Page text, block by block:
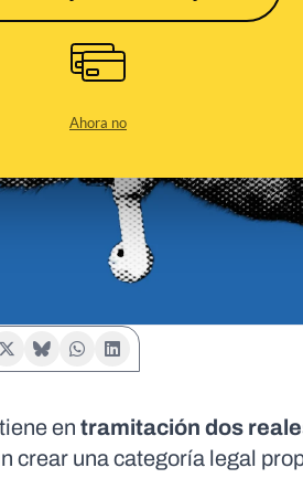
Ahora no
en tramitación dos
crear una categoría legal